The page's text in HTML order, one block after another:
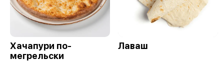
Хачапури по-
мегрельски
Лаваш